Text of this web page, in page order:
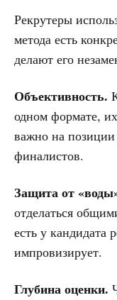
Рекрутеры
метода есть
делают его
Объективность.
одном формате,
важно на позиции
финалистов.
Защита от
отделаться
есть у кандидата
импровизирует.
Глубина оценки.